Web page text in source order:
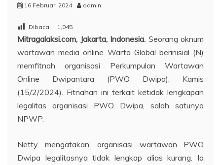
16 Februari 2024 admin
Dibaca: 1,045
Mitragalaksi.com, Jakarta, Indonesia. Seorang oknum
wartawan media online Warta Global berinisial (N)
memfitnah organisasi Perkumpulan Wartawan
Online Dwipantara (PWO Dwipa), Kamis
(15/2/2024). Fitnahan ini terkait ketidak lengkapan
legalitas organisasi PWO Dwipa, salah satunya
NPWP.
Netty mengatakan, organisasi wartawan PWO
Dwipa legalitasnya tidak lengkap alias kurang. Ia